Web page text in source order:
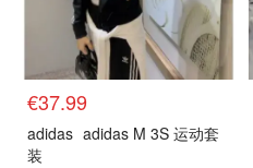
€37.99
adidas adidas M 3S 运动套
装